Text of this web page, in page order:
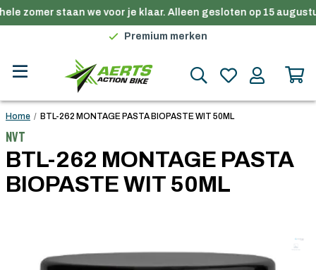
zomer staan we voor je klaar. Alleen gesloten op 15
Gratis verzending in België vanaf €100
Premium merken
Gratis verzending in België vanaf €100
Home / BTL-262 MONTAGE PASTA BIOPASTE WIT 50ML
NVT
BTL-262 MONTAGE PASTA
BIOPASTE WIT 50ML